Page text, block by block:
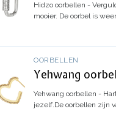
Hidzo oorbellen -
mooier. De oorbel is
OORBELLEN
Yehwang
Yehwang oorbellen -
jezelf.De oorbellen zijn